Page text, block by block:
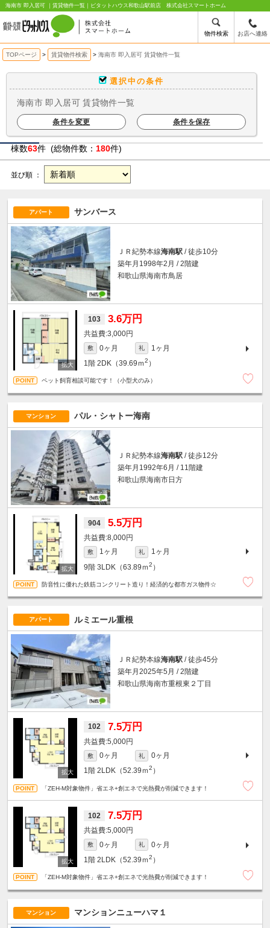
海南市 即入居可 ｜賃貸物件一覧｜ピタットハウス和歌山駅前店 株式会社スマートホーム
物件検索 お店へ連絡
TOPページ 賃貸物件検索 海南市 即入居可 賃貸物件一覧
選択中の条件
海南市 即入居可 賃貸物件一覧
条件を変更 条件を保存
棟数63件 (総物件数： 180件)
並び順 ：
アパート サンバース
ＪＲ紀勢本線海南駅 / 徒歩10分
築年月1998年2月 / 2階建
和歌山県海南市鳥居
103 3.6万円
3,000円
敷 0ヶ月 礼
1ヶ月
1階 2DK（39.69ｍ2 ）
ペット飼育相談可能です！（小型犬のみ）
マンション パル・シャトー海南
ＪＲ紀勢本線海南駅 / 徒歩12分
築年月1992年6月 / 11階建
和歌山県海南市日方
904 5.5万円
8,000円
敷 1ヶ月 礼
1ヶ月
9階 3LDK（63.89ｍ2 ）
防音性に優れた鉄筋コンクリート造り！経済的な都市ガス物件☆
アパート ルミエール重根
ＪＲ紀勢本線海南駅 / 徒歩45分
築年月2025年5月 / 2階建
和歌山県海南市重根東２丁目
102 7.5万円
5,000円
敷 0ヶ月 礼
0ヶ月
1階 2LDK（52.39ｍ2 ）
「ZEH-M対象物件」省エネ+創エネで光熱費が削減できます！
102 7.5万円
5,000円
敷 0ヶ月 礼
0ヶ月
1階 2LDK（52.39ｍ2 ）
「ZEH-M対象物件」省エネ+創エネで光熱費が削減できます！
マンション マンションニューハマ１